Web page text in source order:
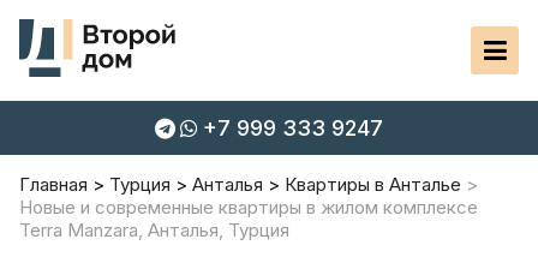
+7 999 333 9247
Главная Турция Анталья
Квартиры в Анталье
Новые и современные квартиры в жилом комплексе
Terra Manzara, Анталья, Турция